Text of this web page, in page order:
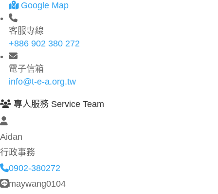
Google Map
客服專線
+886 902 380 272
電子信箱
info@t-e-a.org.tw
專人服務 Service Team
Aidan
行政事務
0902-380272
maywang0104